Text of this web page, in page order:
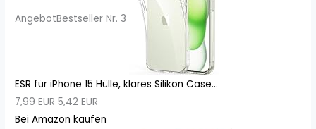
AngebotBestseller Nr. 3
ESR für iPhone 15 Hülle, klares Silikon Case...
7,99 EUR 5,42 EUR
Bei Amazon kaufen